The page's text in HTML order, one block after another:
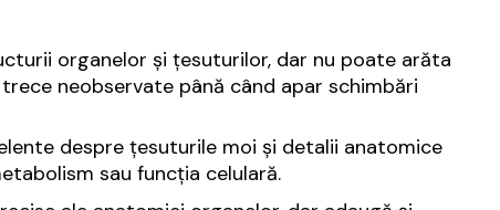
organelor și țesuturilor, dar nu poate arăta
neobservate până când apar schimbări
despre țesuturile moi și detalii anatomice
sau funcția celulară.